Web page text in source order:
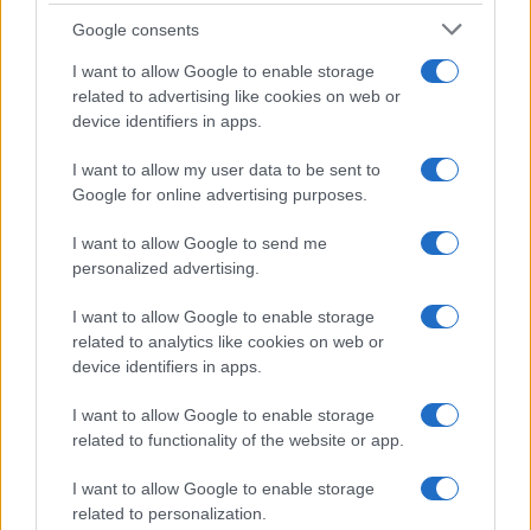
Google consents
I want to allow Google to enable storage
related to advertising like cookies on web or
device identifiers in apps.
I want to allow my user data to be sent to
Google for online advertising purposes.
I want to allow Google to send me
personalized advertising.
I want to allow Google to enable storage
related to analytics like cookies on web or
device identifiers in apps.
I want to allow Google to enable storage
related to functionality of the website or app.
I want to allow Google to enable storage
related to personalization.
Olanda
NL Newz